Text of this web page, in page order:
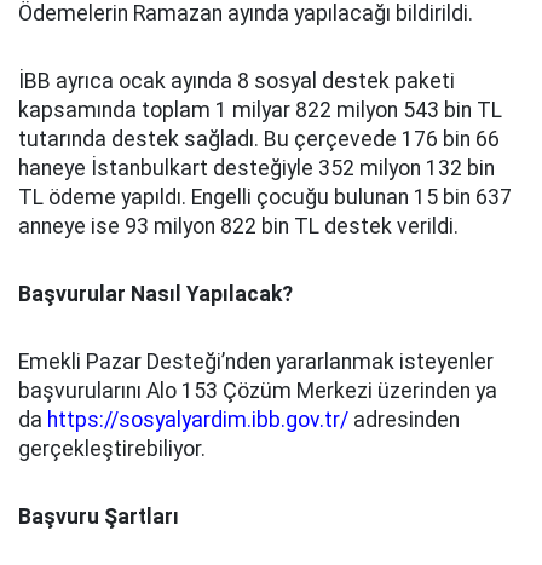
Ödemelerin Ramazan ayında yapılacağı bildirildi.
İBB ayrıca ocak ayında 8 sosyal destek paketi
kapsamında toplam 1 milyar 822 milyon 543 bin TL
tutarında destek sağladı. Bu çerçevede 176 bin 66
haneye İstanbulkart desteğiyle 352 milyon 132 bin
TL ödeme yapıldı. Engelli çocuğu bulunan 15 bin 637
anneye ise 93 milyon 822 bin TL destek verildi.
Başvurular Nasıl Yapılacak?
Emekli Pazar Desteği’nden yararlanmak isteyenler
başvurularını Alo 153 Çözüm Merkezi üzerinden ya
da https://sosyalyardim.ibb.gov.tr/ adresinden
gerçekleştirebiliyor.
Başvuru Şartları